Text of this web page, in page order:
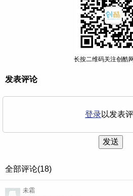
长按二维码关注创酷
发表评论
登录以发表
发送
全部评论(18)
未霜